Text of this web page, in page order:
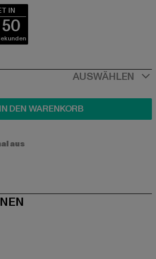
IN
50
AUSWÄHLEN
IN DEN WARENKORB
aus